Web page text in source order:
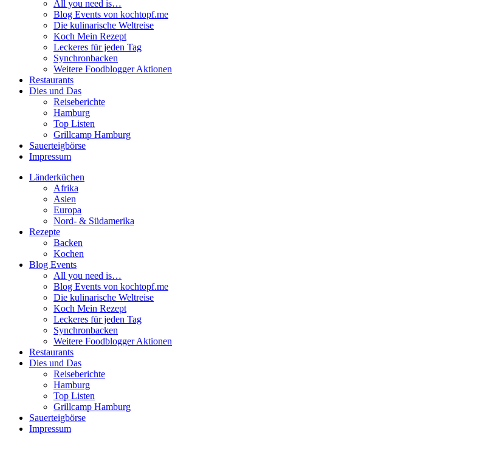
All you need is…
Blog Events von kochtopf.me
Die kulinarische Weltreise
Koch Mein Rezept
Leckeres für jeden Tag
Synchronbacken
Weitere Foodblogger Aktionen
Restaurants
Dies und Das
Reiseberichte
Hamburg
Top Listen
Grillcamp Hamburg
Sauerteigbörse
Impressum
Länderküchen
Afrika
Asien
Europa
Nord- & Südamerika
Rezepte
Backen
Kochen
Blog Events
All you need is…
Blog Events von kochtopf.me
Die kulinarische Weltreise
Koch Mein Rezept
Leckeres für jeden Tag
Synchronbacken
Weitere Foodblogger Aktionen
Restaurants
Dies und Das
Reiseberichte
Hamburg
Top Listen
Grillcamp Hamburg
Sauerteigbörse
Impressum